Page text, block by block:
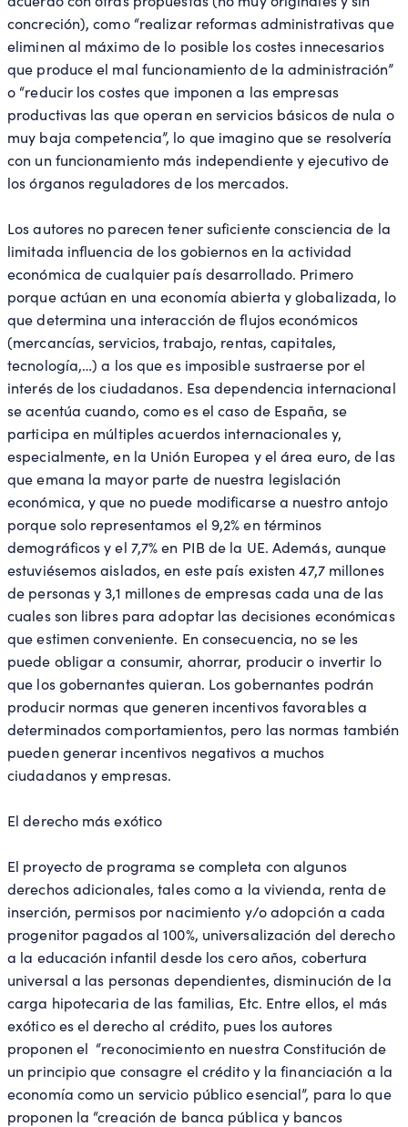
concreción), como “realizar reformas administrativas que
eliminen al máximo de lo posible los costes innecesarios
que produce el mal funcionamiento de la administración”
o “reducir los costes que imponen a las empresas
productivas las que operan en servicios básicos de nula o
muy baja competencia”, lo que imagino que se resolvería
con un funcionamiento más independiente y ejecutivo de
los órganos reguladores de los mercados.
Los autores no parecen tener suficiente consciencia de la
limitada influencia de los gobiernos en la actividad
económica de cualquier país desarrollado. Primero
porque actúan en una economía abierta y globalizada, lo
que determina una interacción de flujos económicos
(mercancías, servicios, trabajo, rentas, capitales,
tecnología,…) a los que es imposible sustraerse por el
interés de los ciudadanos. Esa dependencia internacional
se acentúa cuando, como es el caso de España, se
participa en múltiples acuerdos internacionales y,
especialmente, en la Unión Europea y el área euro, de las
que emana la mayor parte de nuestra legislación
económica, y que no puede modificarse a nuestro antojo
porque solo representamos el 9,2% en términos
demográficos y el 7,7% en PIB de la UE. Además, aunque
estuviésemos aislados, en este país existen 47,7 millones
de personas y 3,1 millones de empresas cada una de las
cuales son libres para adoptar las decisiones económicas
que estimen conveniente. En consecuencia, no se les
puede obligar a consumir, ahorrar, producir o invertir lo
que los gobernantes quieran. Los gobernantes podrán
producir normas que generen incentivos favorables a
determinados comportamientos, pero las normas también
pueden generar incentivos negativos a muchos
ciudadanos y empresas.
El derecho más exótico
El proyecto de programa se completa con algunos
derechos adicionales, tales como a la vivienda, renta de
inserción, permisos por nacimiento y/o adopción a cada
progenitor pagados al 100%, universalización del derecho
a la educación infantil desde los cero años, cobertura
universal a las personas dependientes, disminución de la
carga hipotecaria de las familias, Etc. Entre ellos, el más
exótico es el derecho al crédito, pues los autores
proponen el “reconocimiento en nuestra Constitución de
un principio que consagre el crédito y la financiación a la
economía como un servicio público esencial”, para lo que
proponen la “creación de banca pública y bancos